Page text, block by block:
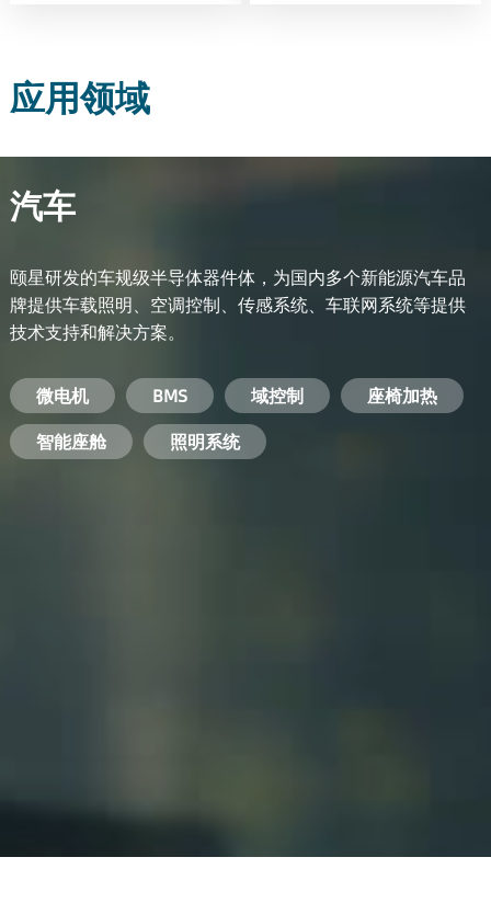
应用领域
汽车
颐星研发的车规级半导体器件体，为国内多个新能源汽车品
牌提供车载照明、空调控制、传感系统、车联网系统等提供
技术支持和解决方案。
微电机 BMS 域控制
座椅加热
智能座舱
照明系统
电池管理系统
储能逆变器
工业电焊机 变频器
电机驱动
安防摄像头
开关电源 手机充电器
服务器电源
PC电源
电脑 手机 基站 机顶盒
智能农业 智能医疗
智能交通
智能家居